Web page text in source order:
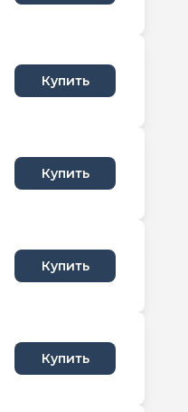
Купить
Купить
Купить
Купить